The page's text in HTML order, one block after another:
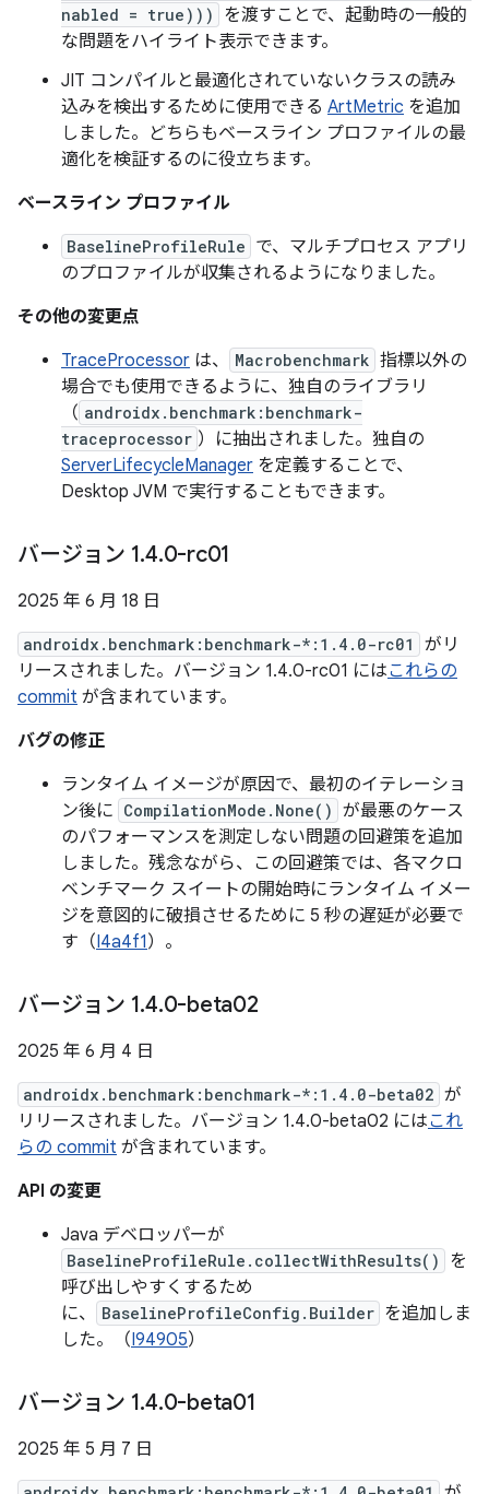
nabled = true)))
を渡すことで、起動時の一般的
な問題をハイライト表示できます。
JIT コンパイルと最適化されていないクラスの読み
込みを検出するために使用できる ArtMetric を追加
しました。どちらもベースライン プロファイルの最
適化を検証するのに役立ちます。
ベースライン プロファイル
BaselineProfileRule で、マルチプロセス アプリ
のプロファイルが収集されるようになりました。
その他の変更点
TraceProcessor は、 Macrobenchmark 指標以外の
場合でも使用できるように、独自のライブラリ
（ androidx.benchmark:benchmark-
traceprocessor ）に抽出されました。独自の
ServerLifecycleManager を定義することで、
Desktop JVM で実行することもできます。
バージョン 1.4.0-rc01
2025 年 6 月 18 日
androidx.benchmark:benchmark-*:1.4.0-rc01
がリ
リースされました。バージョン 1.4.0-rc01 にはこれらの
commit が含まれています。
バグの修正
ランタイム イメージが原因で、最初のイテレーショ
ン後に CompilationMode.None() が最悪のケース
のパフォーマンスを測定しない問題の回避策を追加
しました。残念ながら、この回避策では、各マクロ
ベンチマーク スイートの開始時にランタイム イメー
ジを意図的に破損させるために 5 秒の遅延が必要で
す（I4a4f1）。
バージョン 1.4.0-beta02
2025 年 6 月 4 日
androidx.benchmark:benchmark-*:1.4.0-beta02 が
リリースされました。バージョン 1.4.0-beta02 にはこれ
らの commit が含まれています。
API の変更
Java デベロッパーが
BaselineProfileRule.collectWithResults()
を
呼び出しやすくするため
に、
BaselineProfileConfig.Builder を追加しま
した。（I94905）
バージョン 1.4.0-beta01
2025 年 5 月 7 日